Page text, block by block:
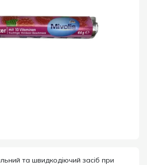
та швидкодіючий засіб при